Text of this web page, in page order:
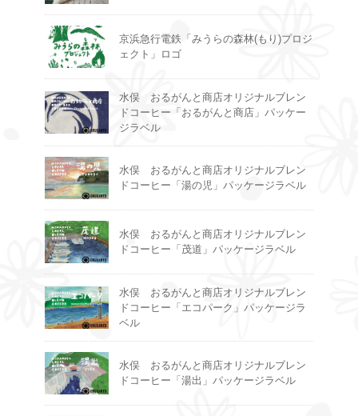
京浜急行電鉄「みうらの森林(もり)プロジ
ェクト」ロゴ
水俣 おるがんと商店オリジナルブレン
ドコーヒー「おるがんと商店」パッケー
ジラベル
水俣 おるがんと商店オリジナルブレン
ドコーヒー「湯の児」パッケージラベル
水俣 おるがんと商店オリジナルブレン
ドコーヒー「茂道」パッケージラベル
水俣 おるがんと商店オリジナルブレン
ドコーヒー「エコパーク」パッケージラ
ベル
水俣 おるがんと商店オリジナルブレン
ドコーヒー「湯出」パッケージラベル